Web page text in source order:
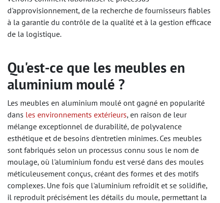
d'approvisionnement, de la recherche de fournisseurs fiables
à la garantie du contrôle de la qualité et à la gestion efficace
de la logistique.
Qu'est-ce que les meubles en
aluminium moulé ?
Les meubles en aluminium moulé ont gagné en popularité
dans les environnements extérieurs, en raison de leur
mélange exceptionnel de durabilité, de polyvalence
esthétique et de besoins d'entretien minimes. Ces meubles
sont fabriqués selon un processus connu sous le nom de
moulage, où l'aluminium fondu est versé dans des moules
méticuleusement conçus, créant des formes et des motifs
complexes. Une fois que l'aluminium refroidit et se solidifie,
il reproduit précisément les détails du moule, permettant la